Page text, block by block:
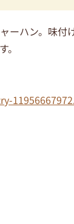
ーハン。味付